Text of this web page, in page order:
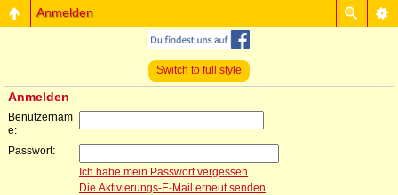
Anmelden
Switch to full style
Anmelden
Benutzernam
e:
Passwort:
Ich habe mein Passwort vergessen
Die Aktivierungs-E-Mail erneut senden